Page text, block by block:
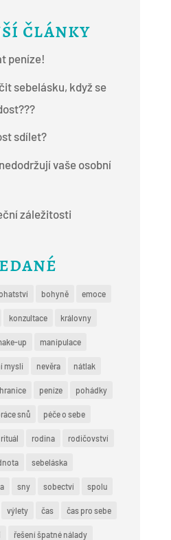
články
peníze!
sebelásku, když se
sdílet?
vaše osobní
záležitosti
bohyně emoce
konzultace královny
up manipulace
mysli nevěra nátlak
peníze pohádky
snů péče o sebe
rituál rodina rodičovství
sebeláska
sny sobectví spolu
výlety čas čas pro sebe
řešení špatné nálady